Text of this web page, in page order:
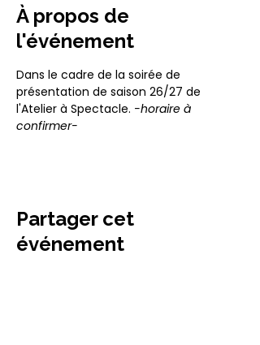
À propos de
l'événement
Dans le cadre de la soirée de
présentation de saison 26/27 de
l'Atelier à Spectacle. -horaire à
confirmer-
Partager cet
événement